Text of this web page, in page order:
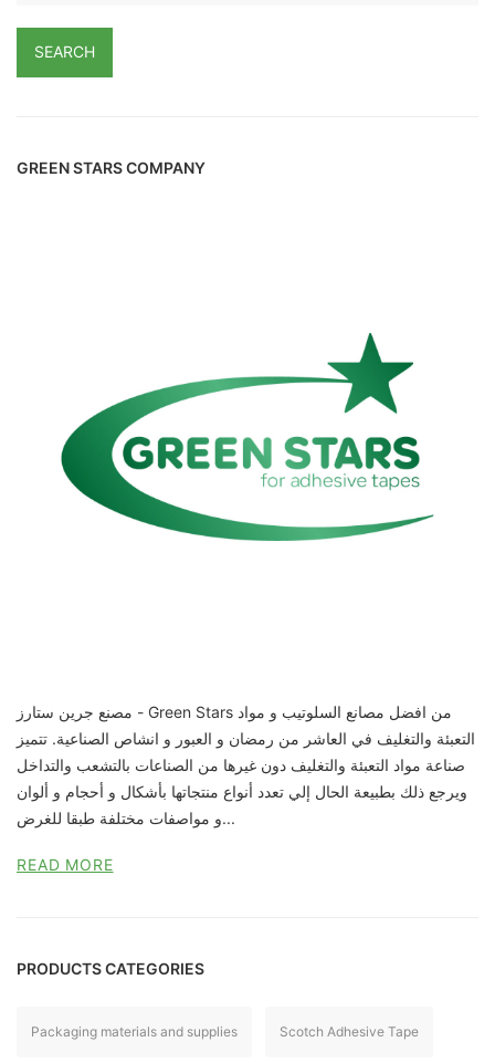
SEARCH
GREEN STARS COMPANY
مصنع جرين ستارز - Green Stars من افضل مصانع السلوتيب و مواد
التعبئة والتغليف في العاشر من رمضان و العبور و انشاص الصناعية. تتميز
صناعة مواد التعبئة والتغليف دون غيرها من الصناعات بالتشعب والتداخل
ويرجع ذلك بطبيعة الحال إلي تعدد أنواع منتجاتها بأشكال و أحجام و ألوان
و مواصفات مختلفة طبقا للغرض...
READ MORE
PRODUCTS CATEGORIES
Packaging materials and supplies Scotch Adhesive Tape